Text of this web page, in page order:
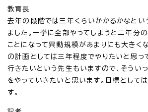
教育長
去年の段階では三年くらいかかるかなとい
ました。一挙に全部やってしまうと二年分
ことになって異動規模があまりにも大きく
の計画としては三年程度でやりたいと思っ
行きたいという先生もいますので、そうい
をやっていきたいと思います。目標として
す。